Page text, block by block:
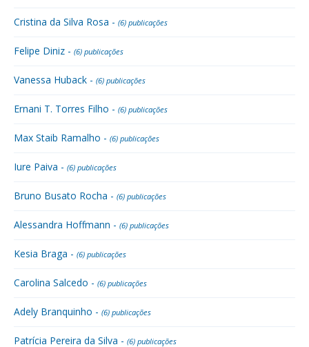
Cristina da Silva Rosa - (6) publicações
Felipe Diniz - (6) publicações
Vanessa Huback - (6) publicações
Ernani T. Torres Filho - (6) publicações
Max Staib Ramalho - (6) publicações
Iure Paiva - (6) publicações
Bruno Busato Rocha - (6) publicações
Alessandra Hoffmann - (6) publicações
Kesia Braga - (6) publicações
Carolina Salcedo - (6) publicações
Adely Branquinho - (6) publicações
Patrícia Pereira da Silva - (6) publicações